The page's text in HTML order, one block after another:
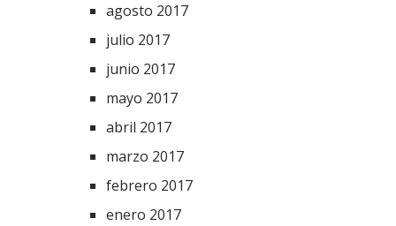
agosto 2017
julio 2017
junio 2017
mayo 2017
abril 2017
marzo 2017
febrero 2017
enero 2017